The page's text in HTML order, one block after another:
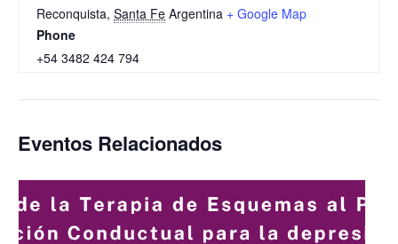
Reconquista, Santa Fe Argentina + Google Map
Phone
+54 3482 424 794
Eventos Relacionados